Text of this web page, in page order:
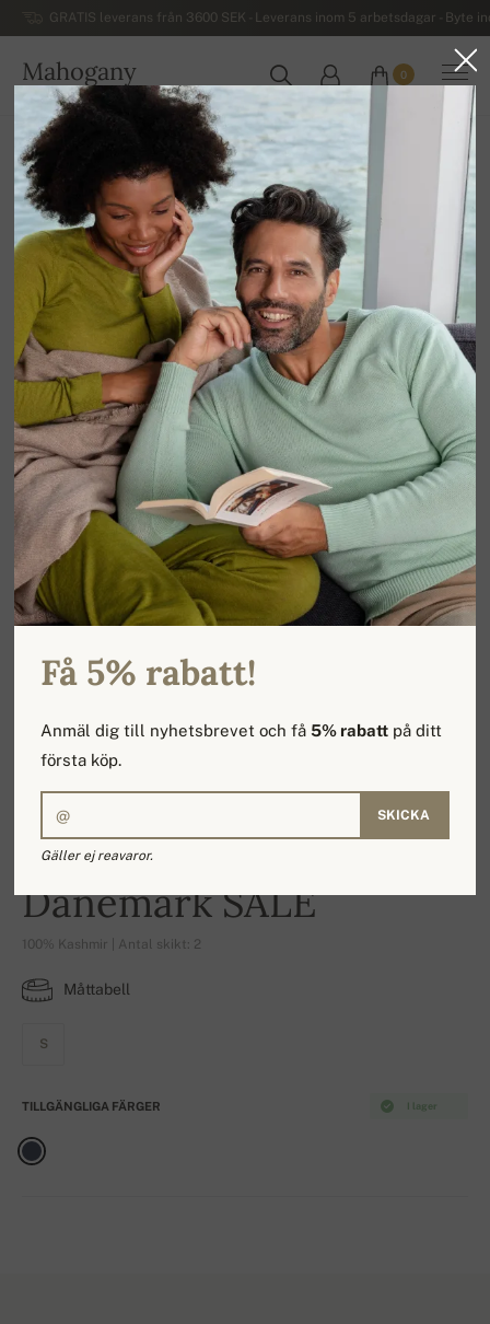
GRATIS leverans från 3600 SEK - Leverans inom 5 arbetsdagar - Byte
Mahogany
SVERIGE
0
Hem
-16%
Danemark SALE
100% Kashmir | Antal skikt: 2
Måttabell
S
I lager
TILLGÄNGLIGA FÄRGER
Få 5% rabatt!
Anmäl dig till nyhetsbrevet och få5% rabatt på ditt
första köp.
SKICKA
Gäller ej reavaror.